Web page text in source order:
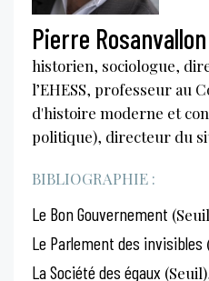
Pierre Rosanvallon
historien, sociologue,
l’EHESS, professeur au
d'histoire moderne et
politique), directeur du
BIBLIOGRAPHIE :
Le Bon Gouvernement
Le Parlement des invisibles
La Société des égaux